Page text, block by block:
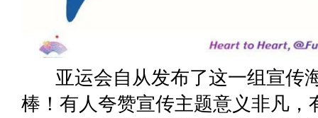
亚运会自从发布了这一组宣传
棒！有人夸赞宣传主题意义非凡